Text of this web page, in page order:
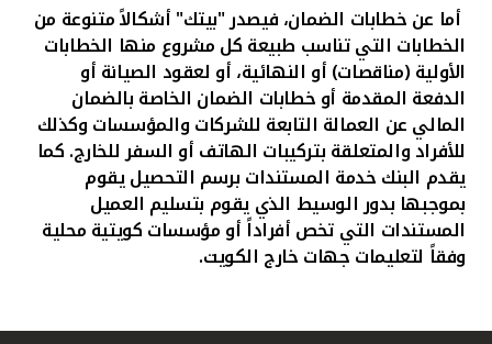
أما عن خطابات الضمان، فيصدر "بيتك" أشكالاً متنوعة من
الخطابات التي تناسب طبيعة كل مشروع منها الخطابات
الأولية (مناقصات) أو النهائية، أو لعقود الصيانة أو
الدفعة المقدمة أو خطابات الضمان الخاصة بالضمان
المالي عن العمالة التابعة للشركات والمؤسسات وكذلك
للأفراد والمتعلقة بتركيبات الهاتف أو السفر للخارج.كما
يقدم البنك خدمة المستندات برسم التحصيل يقوم
بموجبها بدور الوسيط الذي يقوم بتسليم العميل
المستندات التي تخص أفراداً أو مؤسسات كويتية محلية
وفقاً لتعليمات جهات خارج الكويت.